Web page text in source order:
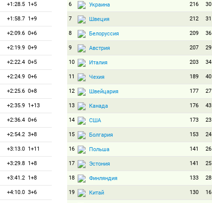
+1:28.5 1+5
+1:58.7 1+9
+2:09.6 0+6
+2:19.9 0+9
+2:22.4 0+5
+2:24.9 0+6
+2:25.6 0+8
+2:35.9 1+13
+2:36.4 0+6
+2:54.2 3+8
+3:13.0 1+11
+3:29.8 1+8
+3:41.2 1+8
+4:10.0 3+6
6 Украина 216 30
7 Швеция 212 31
8 Белоруссия 209 36
9 Австрия 207 29
10 Италия 203 34
11 Чехия 189 40
12 Швейцария 177 27
13 Канада 176 43
14 США 173 23
15 Болгария 153 24
16 Польша 141 26
17 Эстония 141 25
18 Финляндия 133 28
19 Китай 130 16